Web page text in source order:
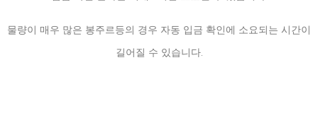
물량이 매우 많은 봉주르등의 경우 자동 입금 확인에 소요되는 시간이
길어질 수 있습니다.